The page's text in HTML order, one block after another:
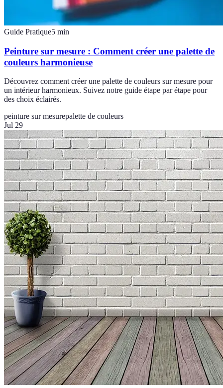
Guide Pratique5 min
Peinture sur mesure : Comment créer une palette de
couleurs harmonieuse
Découvrez comment créer une palette de couleurs sur mesure pour
un intérieur harmonieux. Suivez notre guide étape par étape pour
des choix éclairés.
peinture sur mesurepalette de couleurs
Jul 29